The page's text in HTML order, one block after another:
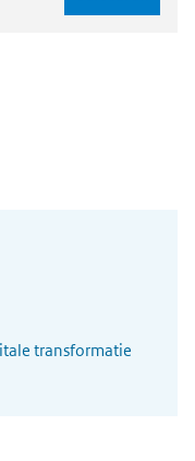
transformatie